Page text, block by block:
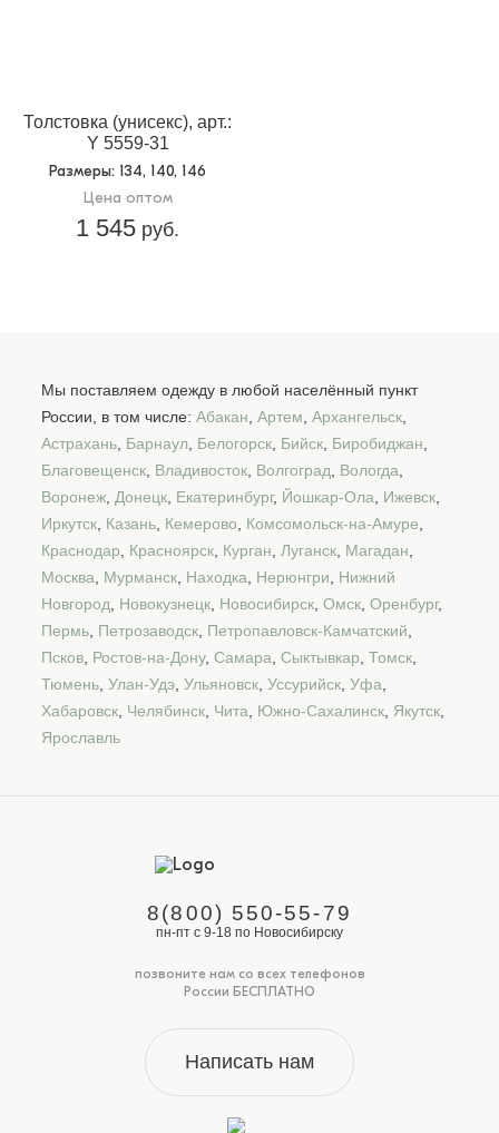
Толстовка (унисекс), арт.:
Y 5559-31
Размеры: 134, 140, 146
Цена оптом
1 545 руб.
Мы поставляем одежду в любой населённый пункт
России, в том числе: Абакан Артем Архангельск
Астрахань Барнаул Белогорск Бийск Биробиджан
Благовещенск Владивосток Волгоград Вологда
Воронеж Донецк Екатеринбург, Йошкар-Ола Ижевск
Иркутск Казань Кемерово Комсомольск-на-Амуре
Краснодар
Красноярск Курган Луганск Магадан
Москва
Мурманск Находка Нерюнгри
Нижний
Новгород
Новокузнецк Новосибирск Омск Оренбург,
Пермь Петрозаводск Петропавловск-Камчатский
Псков Ростов-на-Дону, Самара Сыктывкар Томск
Тюмень Улан-Удэ Ульяновск Уссурийск Уфа
Хабаровск Челябинск Чита Южно-Сахалинск Якутск
Ярославль
8(800) 550-55-79
пн-пт с 9-18 по Новосибирску
позвоните нам со всех телефонов
России БЕСПЛАТНО
Написать нам